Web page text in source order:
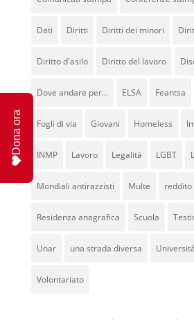
Dati Diritti Diritti dei minori
Diritto d'asilo Diritto del lavoro
Dove andare per... ELSA Feantsa
Fogli di via Giovani Homeless
INMP Lavoro Legalità LGBT
Mondiali antirazzisti Multe reddito
Residenza anagrafica Scuola
Unar una strada diversa Università
Volontariato
Dona ora